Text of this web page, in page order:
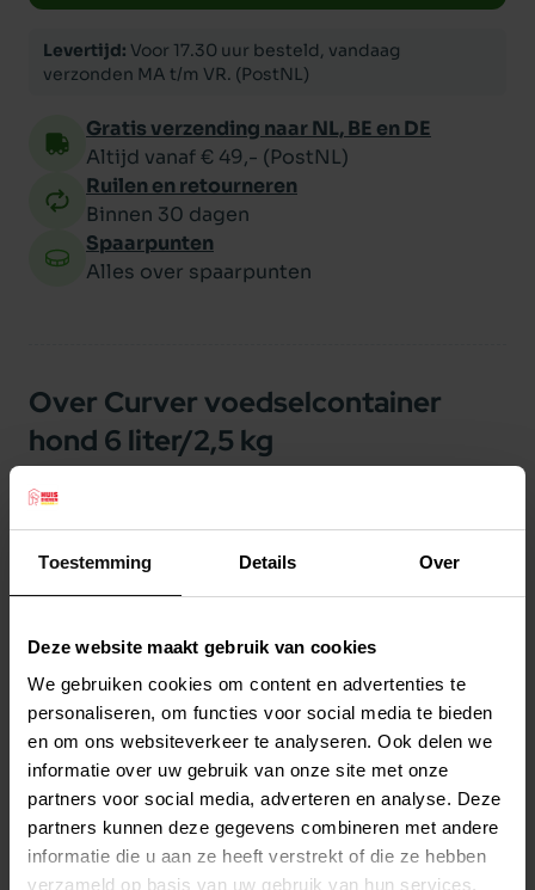
Toestemming Details Over
Deze website maakt gebruik van cookies
We gebruiken cookies om content en advertenties te
personaliseren, om functies voor social media te bieden
en om ons websiteverkeer te analyseren. Ook delen we
informatie over uw gebruik van onze site met onze
partners voor social media, adverteren en analyse. Deze
partners kunnen deze gegevens combineren met andere
informatie die u aan ze heeft verstrekt of die ze hebben
verzameld op basis van uw gebruik van hun services.
Levertijd: Voor 17.30 uur besteld, vandaag
verzonden MA t/m VR. (PostNL)
Gratis verzending naar NL, BE en DE
Altijd vanaf € 49,- (PostNL)
Ruilen en retourneren
Binnen 30 dagen
Spaarpunten
Alles over spaarpunten
Over Curver voedselcontainer
hond 6 liter/2,5 kg
Curver voedselcontainer hond 6 liter/2,5 kg
Nooit meer struikelen over een zak
hondenbrokken? Gebruik dan de Curver
Voedselcontainer voor de hond. In deze
voedselcontainer/voerton kunt u eenvoudig
hondenvoer bewaren, zonder dat ze uitdrogen.
Deze handige voedselcontainer is voorzien van
leuke, diverse hondenprints, welke in het
materiaal gedrukt zijn. Aan de bovenkant van de
voedselcontainer zit een schuif, waardoor u
gemakkelijk brokken in kan schenken. Nooit
meer een zak brokken in de schuur of kelder,
Lees meer
Productspecificaties
Stel uw bestelherinnering in:(2 weken)
Elke
Elke
Elke